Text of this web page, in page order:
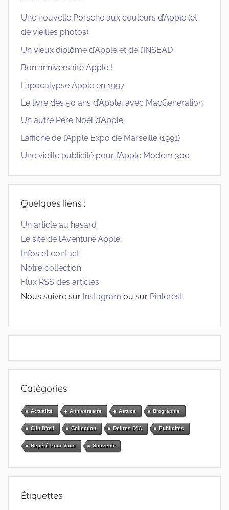
Une nouvelle Porsche aux couleurs d’Apple (et
de vieilles photos)
Un vieux diplôme d’Apple et de l’INSEAD
Bon anniversaire Apple !
L’apocalypse Apple en 1997
Le livre des 50 ans d’Apple, avec MacGeneration
Un autre Père Noël d’Apple
L’affiche de l’Apple Expo de Marseille (1991)
Une vieille publicité pour l’Apple Modem 300
Quelques liens :
Un article au hasard
Le site de l’Aventure Apple
Infos et contact
Notre collection
Flux RSS des articles
Nous suivre sur Instagram ou sur Pinterest
Catégories
Actualité Anniversaire Astuce Biographie
Clin D'œil Collection Délires D'IA Publicités
Repéré Pour Vous Souvenir
Étiquettes